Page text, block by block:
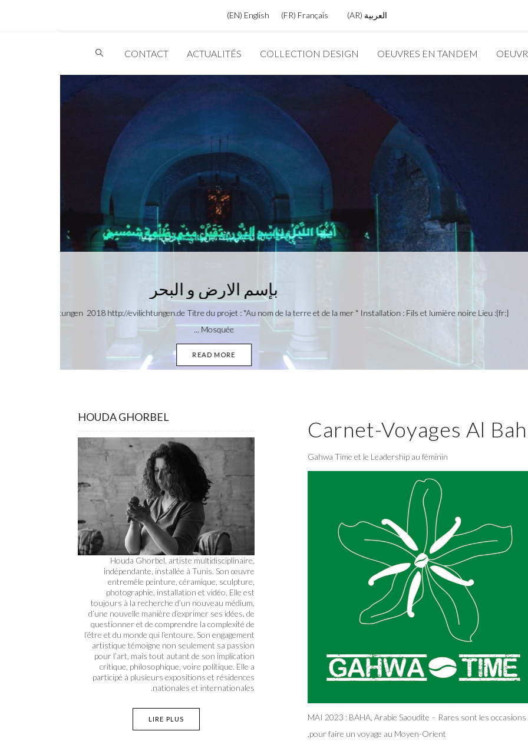
العربية AR
Français
FR
English
EN
OEUVRES EN TANDEM
COLLECTION DESIGN
ACTUALITÉS
CONTACT
{:fr}https://vimeo.com/271603956 Evi-Lichtungen 2018 http://evilichtungen.de Titre du projet : "Au nom de la terre et de la
Carnet-Voyages Al
Gahwa Time et le Leadership au féminin
MAI 2023 : BAHA, Arabie Saoudite – Rares sont les occasions
pour faire un voyage au Moyen-Orient,
HOUDA GHORBEL
Houda Ghorbel, artiste multidisciplinaire,
indépendante, installée à Tunis. Son œuvre
entremêle peinture, céramique, sculpture,
photographie, installation et vidéo. Elle est
toujours à la recherche d’un nouveau médium,
d’une nouvelle manière d’exprimer ses idées, de
questionner et de comprendre la complexité de
l’être et du monde qui l’entoure. Son engagement
artistique témoigne non seulement sa passion
pour l’art, mais tout autant de son implication
critique, philosophique, voire politique. Elle a
participé à plusieurs expositions et résidences
nationales et internationales.
LIRE PLUS